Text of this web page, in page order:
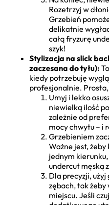
Rozetrzyj w
Grzebień
delikatnie
całą fryzurę
szyk!
Stylizacja na slick
zaczesana do tyłu):
kiedy potrzebuję
profesjonalnie.
Umyj i lekko
niewielką ilość
zależnie od
mocy chwytu – i
Grzebieniem
Ważne jest, żeby
jednym
undercut męską
Dla precyzji,
zębach, tak żeby
miejscu. Jeśli